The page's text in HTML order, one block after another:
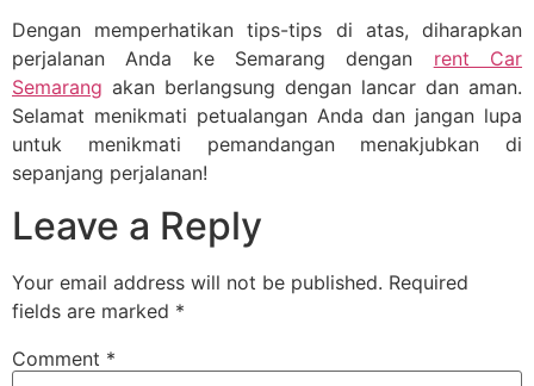
Dengan memperhatikan tips-tips di atas, diharapkan
perjalanan Anda ke Semarang dengan rent Car
Semarang akan berlangsung dengan lancar dan aman.
Selamat menikmati petualangan Anda dan jangan lupa
untuk menikmati pemandangan menakjubkan di
sepanjang perjalanan!
Leave a Reply
Your email address will not be published. Required
fields are marked *
Comment *